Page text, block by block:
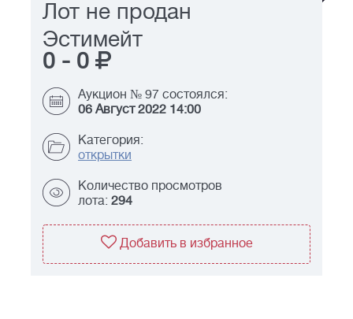
Лот не продан
Эстимейт
0 - 0
Аукцион № 97 состоялся:
06 Август 2022 14:00
Категория:
открытки
Количество просмотров
лота: 294
Добавить в избранное